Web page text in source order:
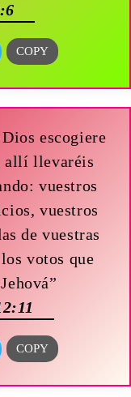
escogiere
allí llevaréis
vuestros
vuestros
de vuestras
votos que